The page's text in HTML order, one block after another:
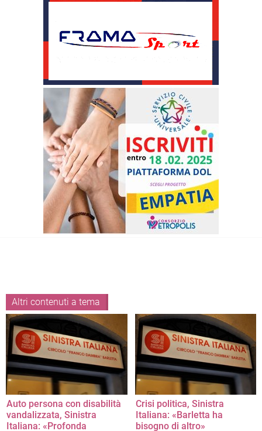
Altri contenuti a tema
Auto persona con disabilità
vandalizzata, Sinistra
Italiana: «Profonda
Crisi politica, Sinistra
Italiana: «Barletta ha
bisogno di altro»